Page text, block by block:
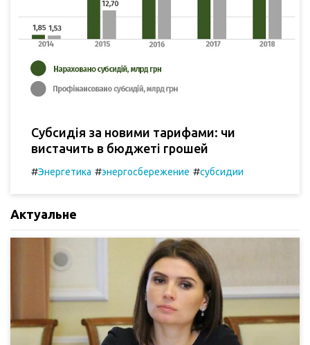
Субсидія за новими тарифами: чи
вистачить в бюджеті грошей
#Энергетика #энергосбережение #субсидии
Актуальне